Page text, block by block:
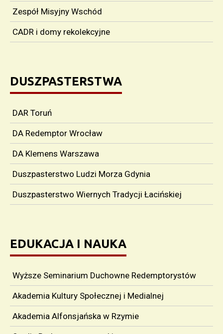
Zespół Misyjny Wschód
CADR i domy rekolekcyjne
DUSZPASTERSTWA
DAR Toruń
DA Redemptor Wrocław
DA Klemens Warszawa
Duszpasterstwo Ludzi Morza Gdynia
Duszpasterstwo Wiernych Tradycji Łacińskiej
EDUKACJA I NAUKA
Wyższe Seminarium Duchowne Redemptorystów
Akademia Kultury Społecznej i Medialnej
Akademia Alfonsjańska w Rzymie